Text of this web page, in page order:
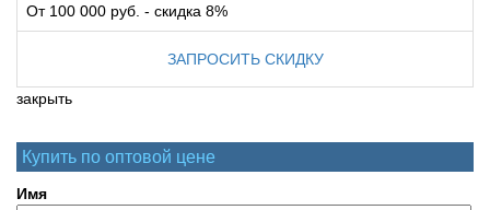
От 100 000 руб. - скидка 8%
ЗАПРОСИТЬ СКИДКУ
закрыть
Купить по оптовой цене
Имя